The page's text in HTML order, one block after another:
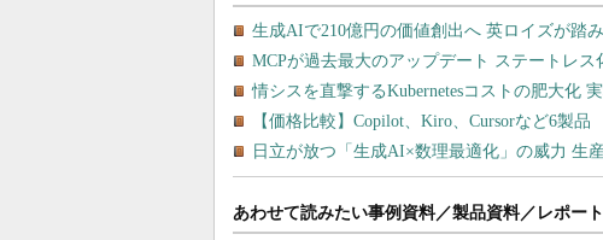
あわせて読みたい事例資料／製品資料／レポート